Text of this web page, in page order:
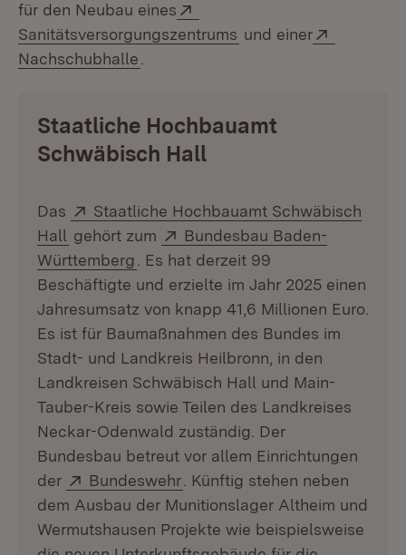
für den Neubau eines
Sanitätsversorgungszentrums (Öffnet in neuem
und einer
Nachschubhalle
Staatliche Hochbauamt
Schwäbisch Hall
Das Extern:
Staatliche Hochbauamt Schwäbisch
Hall (Öffnet in neuem Fenster)
gehört zum Extern:
Bundesbau Baden-
Württemberg (Öffnet in neuem Fenster)
. Es hat derzeit 99
Beschäftigte und erzielte im Jahr 2025 einen
Jahresumsatz von knapp 41,6 Millionen Euro.
Es ist für Baumaßnahmen des Bundes im
Stadt- und Landkreis Heilbronn, in den
Landkreisen Schwäbisch Hall und Main-
Tauber-Kreis sowie Teilen des Landkreises
Neckar-Odenwald zuständig. Der
Bundesbau betreut vor allem Einrichtungen
der
Extern:
Bundeswehr (Öffnet in neuem Fenster)
. Künftig stehen neben
dem Ausbau der Munitionslager Altheim und
Wermutshausen Projekte wie beispielsweise